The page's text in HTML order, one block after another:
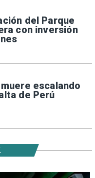
del Parque
con inversión
escalando
de Perú